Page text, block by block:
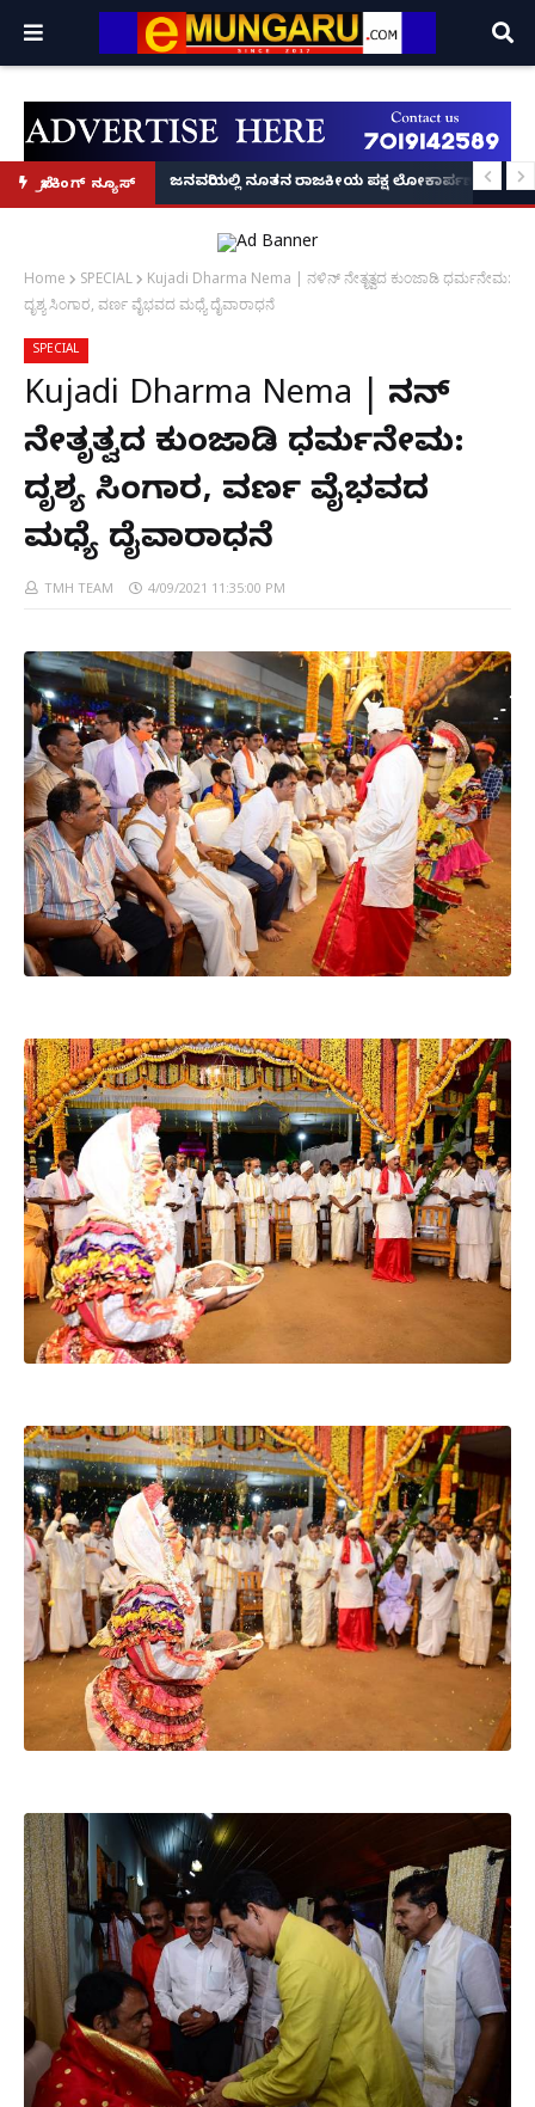
ಬ್ರೇಕಿಂಗ್ ನ್ಯೂಸ್
ಕಥೆ!
8 ಅಡಿಗೂ ಹೆಚ್ಚು ಉದ್ದದ ಕೂದಲು ಬೆಳೆಸಿ ಗಿನ್ನಿಸ್ ವಿಶ್ವ ದಾಖಲೆ ಬರೆದ ಭಾರತದ ರೇಣು
ಜನವರಿಯಲ್ಲಿ ನೂತನ ರಾಜಕೀಯ ಪಕ್ಷ ಲೋಕಾರ್ಪಣೆ – ನಟ
Home SPECIAL
Kujadi Dharma Nema | ನಳಿನ್ ನೇತೃತ್ವದ ಕುಂಜಾಡಿ ಧರ್ಮನೇಮ:
ದೃಶ್ಯ ಸಿಂಗಾರ, ವರ್ಣ ವೈಭವದ ಮಧ್ಯೆ ದೈವಾರಾಧನೆ
SPECIAL
Kujadi Dharma Nema | ನಳಿನ್
ನೇತೃತ್ವದ ಕುಂಜಾಡಿ ಧರ್ಮನೇಮ:
ದೃಶ್ಯ ಸಿಂಗಾರ, ವರ್ಣ ವೈಭವದ
ಮಧ್ಯೆ ದೈವಾರಾಧನೆ
TMH TEAM 4/09/2021 11:35:00 PM